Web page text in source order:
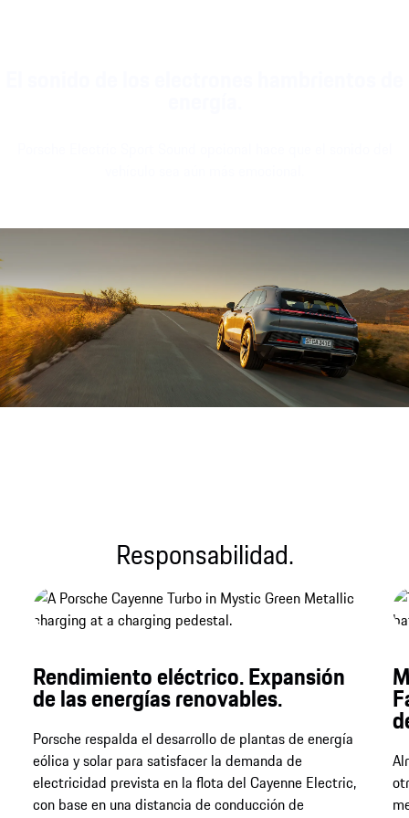
Responsabilidad.
Rendimiento eléctrico. Expansión
de las energías renovables.
Porsche respalda el desarrollo de plantas de energía
eólica y solar para satisfacer la demanda de
electricidad prevista en la flota del Cayenne Electric,
con base en una distancia de conducción de